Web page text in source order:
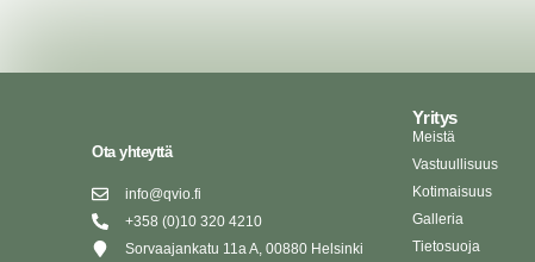
Ota yhteyttä
info@qvio.fi
+358 (0)10 320 4210
Sorvaajankatu 11a A, 00880 Helsinki
Yritys
Meistä
Vastuullisuus
Kotimaisuus
Galleria
Tietosuoja